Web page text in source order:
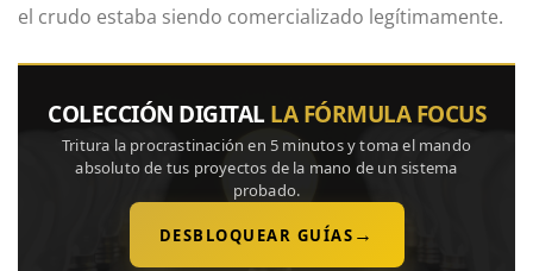
el crudo estaba siendo comercializado legítimamente.
COLECCIÓN DIGITAL LA FÓRMULA FOCUS
Tritura la procrastinación en 5 minutos y toma el mando
absoluto de tus proyectos de la mano de un sistema
probado.
DESBLOQUEAR GUÍAS →